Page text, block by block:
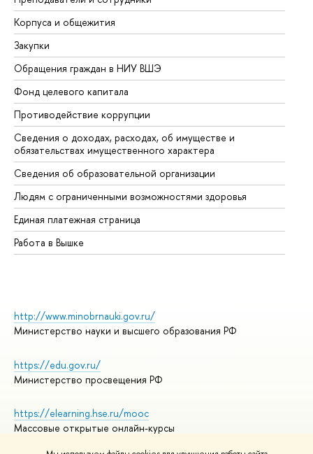
Корпуса и общежития
Закупки
Обращения граждан в НИУ ВШЭ
Фонд целевого капитала
Противодействие коррупции
Сведения о доходах, расходах, об имуществе и
обязательствах имущественного характера
Сведения об образовательной организации
Людям с ограниченными возможностями здоровья
Единая платежная страница
Работа в Вышке
http://www.minobrnauki.gov.ru/
Министерство науки и высшего образования РФ
https://edu.gov.ru/
Министерство просвещения РФ
https://elearning.hse.ru/mooc
Массовые открытые онлайн-курсы